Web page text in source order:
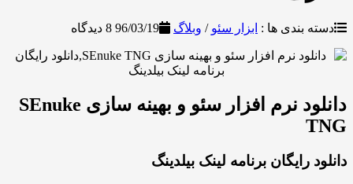
بندی ها :ابزار سئو/ وبلاگ 96/03/19 8 دیدگاه
دانلود نرم افزار سئو و بهینه سازی SEnuke
رایگان برنامه لینک بیلدینگ